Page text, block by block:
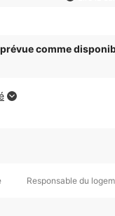
comme
Responsable du